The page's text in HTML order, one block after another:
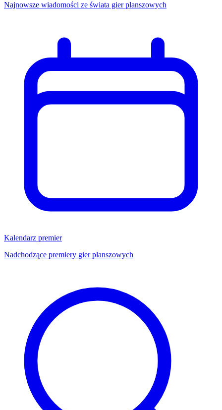
Najnowsze wiadomości ze świata gier planszowych
Kalendarz premier
Nadchodzące premiery gier planszowych